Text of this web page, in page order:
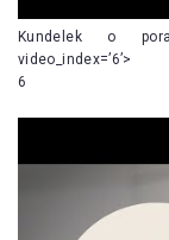
Kundelek o
video_index=’6’>
6